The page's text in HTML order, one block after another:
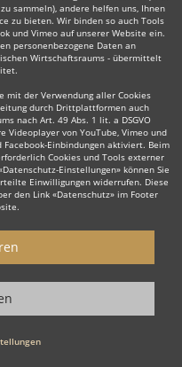
Dudelsackspieler
eine Anfrage an die für
bestimmte Redner. Diesen
Profil-Seiten der Redner.
sammeln), andere helfen uns, Ihnen
zu bieten. Wir binden so auch Tools
und Vimeo auf unserer Website ein.
personenbezogene Daten an
Wirtschaftsraums - übermittelt
mit der Verwendung aller Cookies
durch Drittplattformen auch
nach Art. 49 Abs. 1 lit. a DSGVO
Videoplayer von YouTube, Vimeo und
Einbindungen aktiviert. Beim
Cookies und Tools externer
Einstellungen» können Sie
Einwilligungen widerrufen. Diese
den Link «Datenschutz» im Footer